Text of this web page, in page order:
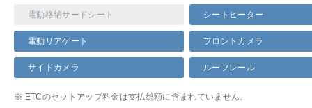
電動格納サードシート シートヒーター
電動リアゲート フロントカメラ
サイドカメラ ルーフレール
※ ETCのセットアップ料金は支払総額に含まれていません。